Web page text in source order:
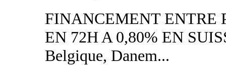
FINANCEMENT ENTRE
EN 72H A 0,80% EN
Belgique, Danem...